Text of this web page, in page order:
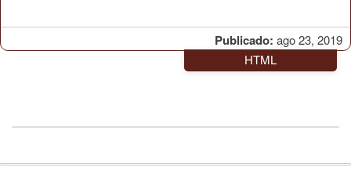
Publicado: ago 23, 2019
HTML